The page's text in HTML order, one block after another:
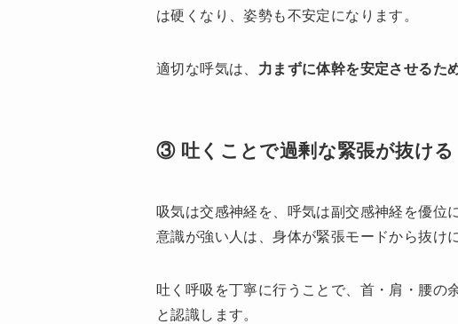
は硬くなり、姿勢も不安定になります。
適切な呼気は、 力まずに体幹を安定させるた
③ 吐くことで過剰な緊張が抜ける
吸気は交感神経を、呼気は副交感神経を優位
意識が強い人は、身体が緊張モードから抜け
吐く呼吸を丁寧に行うことで、首・肩・腰の
と認識します。